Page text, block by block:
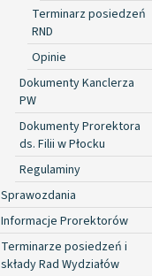
Terminarz posiedzeń
RND
Opinie
Dokumenty Kanclerza
PW
Dokumenty Prorektora
ds. Filii w Płocku
Regulaminy
Sprawozdania
Informacje Prorektorów
Terminarze posiedzeń i
składy Rad Wydziałów